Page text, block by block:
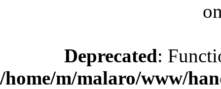
Deprecated:
/home/m/malaro/www/